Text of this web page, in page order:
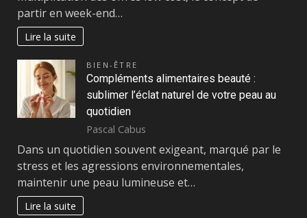
partir en week-end…
Lire la suite
BIEN-ÊTRE
Compléments alimentaires beauté :
sublimer l’éclat naturel de votre peau au
quotidien
Pascal Cabus
Dans un quotidien souvent exigeant, marqué par le
stress et les agressions environnementales,
maintenir une peau lumineuse et…
Lire la suite